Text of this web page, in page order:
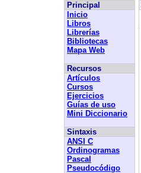
Principal
Inicio
Libros
Librerías
Bibliotecas
Mapa Web
Recursos
Artículos
Cursos
Ejercicios
Guías de uso
Mini Diccionario
Sintaxis
ANSI C
Ordinogramas
Pascal
Pseudocódigo